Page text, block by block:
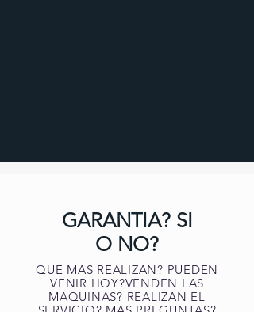
GARANTIA? SI
O NO?
QUE MAS REALIZAN? PUEDEN
VENIR HOY?VENDEN LAS
MAQUINAS? REALIZAN EL